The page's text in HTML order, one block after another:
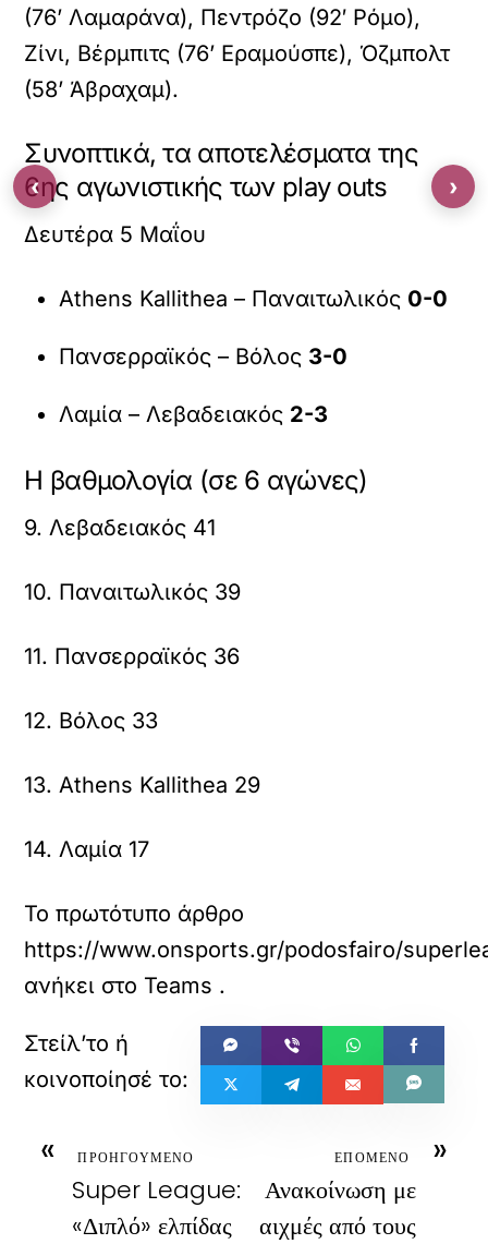
(76’ Λαμαράνα), Πεντρόζο (92′ Ρόμο),
Ζίνι, Βέρμπιτς (76’ Εραμούσπε), Όζμπολτ
(58’ Άβραχαμ).
Συνοπτικά, τα αποτελέσματα της
6ης αγωνιστικής των play outs
Δευτέρα 5 Μαΐου
Athens Kallithea – Παναιτωλικός 0-0
Πανσερραϊκός – Βόλος 3-0
Λαμία – Λεβαδειακός 2-3
Η βαθμολογία (σε 6 αγώνες)
9. Λεβαδειακός 41
10. Παναιτωλικός 39
11. Πανσερραϊκός 36
12. Βόλος 33
13. Athens Kallithea 29
14. Λαμία 17
Το πρωτότυπο άρθρο
https://www.onsports.gr/podosfairo/
ανήκει στο Teams .
« ΠΡΟΗΓΟΥΜΕΝΟ
Super League:
«Διπλό» ελπίδας
»
ΕΠΟΜΕΝΟ
Ανακοίνωση με
αιχμές από τους
‹ ›